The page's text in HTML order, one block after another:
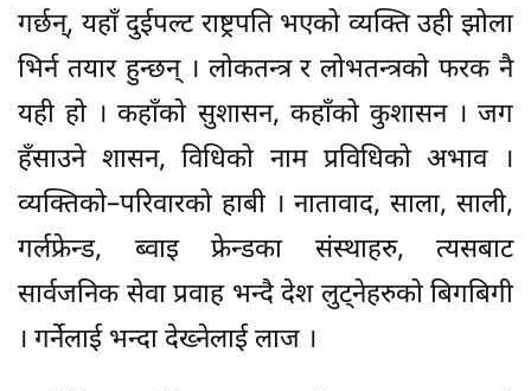
गर्छन्, यहाँ दुईपल्ट राष्ट्रपति भएको व्यक्ति उही झोला
भिर्न तयार हुन्छन् । लोकतन्त्र र लोभतन्त्रको फरक नै
यही हो । कहाँको सुशासन, कहाँको कुशासन । जग
हँसाउने शासन, विधिको नाम प्रविधिको अभाव ।
व्यक्तिको–परिवारको हाबी । नातावाद, साला, साली,
गर्लफ्रेन्ड, ब्वाइ फ्रेन्डका संस्थाहरु, त्यसबाट
सार्वजनिक सेवा प्रवाह भन्दै देश लुट्नेहरुको बिगबिगी
। गर्नेलाई भन्दा देख्नेलाई लाज ।